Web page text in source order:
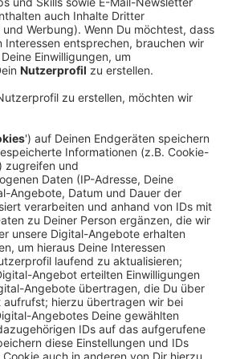
2:8 gegen effiziente
liefen beim 1.FC Bocholt richtig
nicht. ,,Die Schwatten" verlieren
am ausverkauften Hünting mit
Schalke 04. Die Knappen trafen
und legten noch vor dem
nach. In der 2. Halbzeit zeigt
kassiert zwar weitere zwei
Marvin Lorch und Malek Fakhro
verkürzen und die bis zum
Bocholtfans jubeln